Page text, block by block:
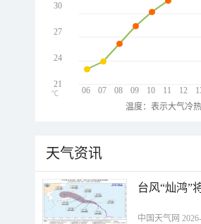
06 07 08 09 10 11 12
30
27
24
21
℃
温度：表示大气冷
天气资讯
台风“灿鸿”
中国天气网